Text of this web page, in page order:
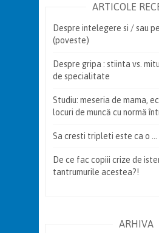
ARTICOLE
Despre intelegere si / sau
(poveste)
Despre gripa : stiinta vs.
de specialitate
Studiu: meseria de mama,
locuri de muncă cu normă
Sa cresti tripleti este ca o …
De ce fac copiii crize de
tantrumurile acestea?!
ARHIVA